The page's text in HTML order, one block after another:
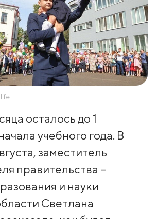
осталось до 1
учебного года. В
заместитель
правительства –
и науки
Светлана